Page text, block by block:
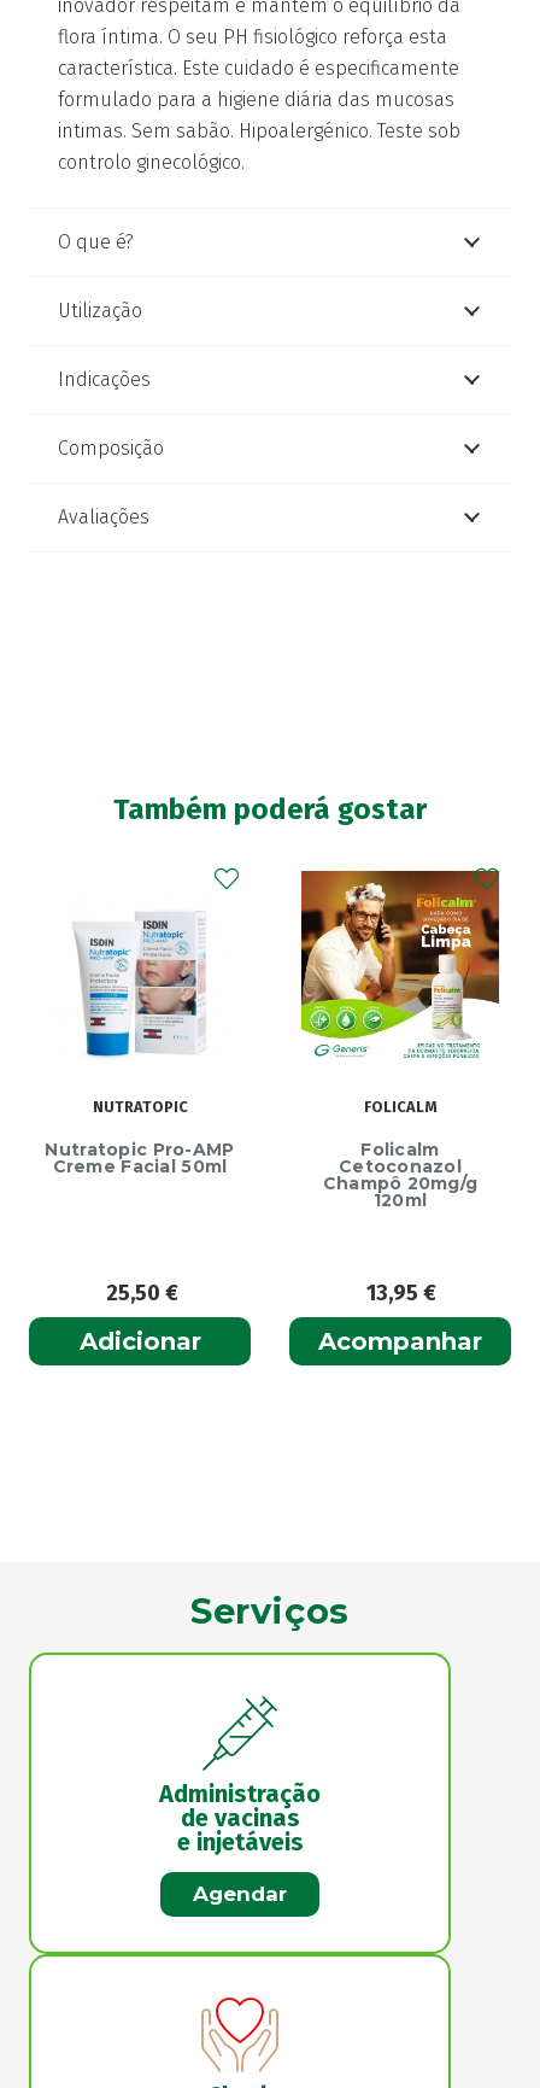
inovador respeitam e mantêm o equilíbrio da
flora íntima. O seu PH fisiológico reforça esta
característica. Este cuidado é especificamente
formulado para a higiene diária das mucosas
intimas. Sem sabão. Hipoalergénico. Teste sob
controlo ginecológico.
O que é?
Utilização
Indicações
Composição
Avaliações
Também poderá gostar
NUTRATOPIC
Nutratopic Pro-AMP
Creme Facial 50ml
25,50€
Adicionar
FOLICALM
Folicalm
Cetoconazol
Champô 20mg/g
120ml
13,95€
Acompanhar
Serviços
Administração
de vacinas
e injetáveis
Agendar